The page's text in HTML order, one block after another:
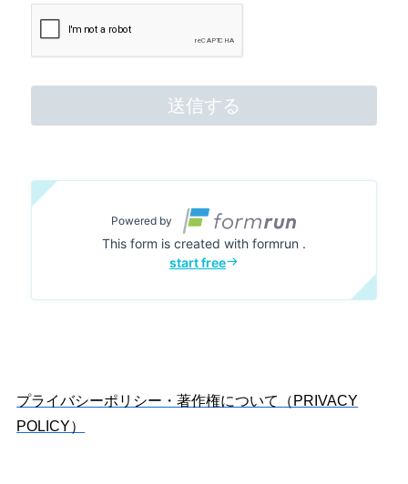
プライバシーポリシー・著作権について（PRIVACY
POLICY）